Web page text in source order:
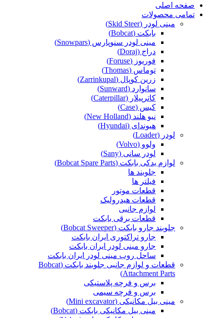
صفحه اصلی
تمامی محصولات
مینی لودر (Skid Steer)
بابکت (Bobcat)
مینی لودر سنوپارس (Snowpars)
دراج (Doraj)
فوریوز (Foruse)
توماس (Thomas)
زرین کوپال (Zarrinkupal)
سانوارد (Sunward)
کاترپیلار (Caterpillar)
کیس (Case)
نیو هلند (New Holland)
هیوندای (Hyundai)
لودر (Loader)
ولوو (Volvo)
لودر سانی (Sany)
لوازم یدکی بابکت (Bobcat Spare Parts)
جلوبند ها
فیلتر ها
قطعات موتور
قطعات هیدرولیک
لوازم جانبی
قطعات برقی بابکت
جلوبند جارو بابکت (Bobcat Sweeper)
جارو تراکتوری ایران بابکت
جارو مینی لودر ایران بابکت
ساحل روب مینی لودر ایران بابکت
قطعات و لوازم جانبی جلوبند بابکت (Bobcat
Attachment Parts)
برس و فرچه پلاستیکی
برس و فرچه سیمی
مینی بیل مکانیکی (Mini excavator)
مینی بیل مکانیکی بابکت (Bobcat)